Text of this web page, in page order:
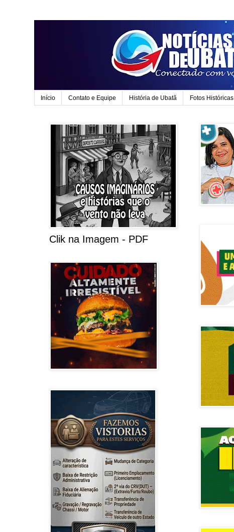
Início Contato e Equipe História de Ubatã Fotos Históricas
Clik na Imagem - PDF